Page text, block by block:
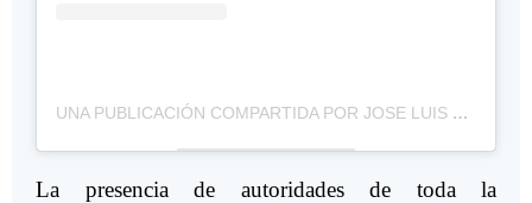
UNA PUBLICACIÓN COMPARTIDA POR JOSE LUIS WALSER (@JOSELUISWALSER)
La presencia de autoridades de toda la